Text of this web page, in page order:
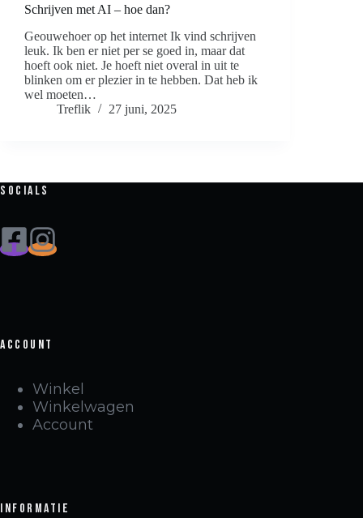
Schrijven met AI – hoe dan?
Geouwehoer op het internet Ik vind schrijven
leuk. Ik ben er niet per se goed in, maar dat
hoeft ook niet. Je hoeft niet overal in uit te
blinken om er plezier in te hebben. Dat heb ik
wel moeten…
Treflik
27 juni, 2025
Socials
Account
Winkel
Winkelwagen
Account
Informatie